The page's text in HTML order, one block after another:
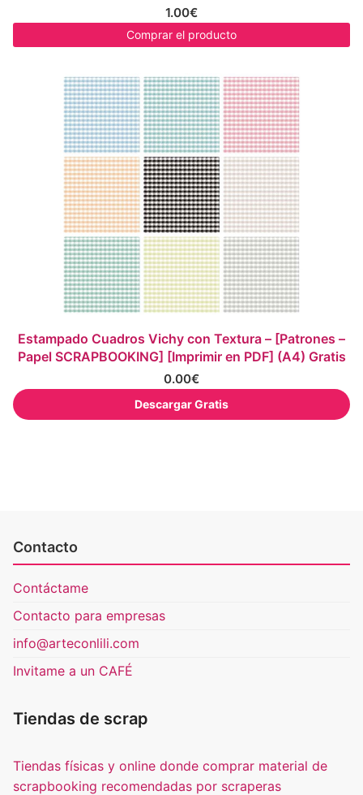
1.00€
Comprar el producto
Estampado Cuadros Vichy con Textura – [Patrones –
Papel SCRAPBOOKING] [Imprimir en PDF] (A4) Gratis
0.00€
Descargar Gratis
Contacto
Contáctame
Contacto para empresas
info@arteconlili.com
Invitame a un CAFÉ
Tiendas de scrap
Tiendas físicas y online donde comprar material de
scrapbooking recomendadas por scraperas